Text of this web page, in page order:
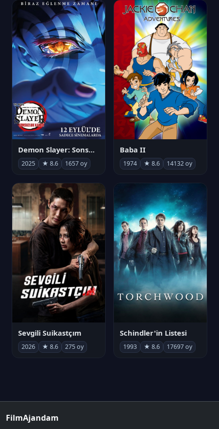
Demon Slayer: Sonsuzluk Kalesi
2025 ★ 8.6 1657 oy
Baba II
1974 ★ 8.6 14132 oy
Sevgili Suikastçım
2026 ★ 8.6 275 oy
Schindler'in Listesi
1993 ★ 8.6 17697 oy
FilmAjandam